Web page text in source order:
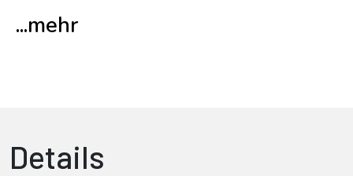
...mehr
Details